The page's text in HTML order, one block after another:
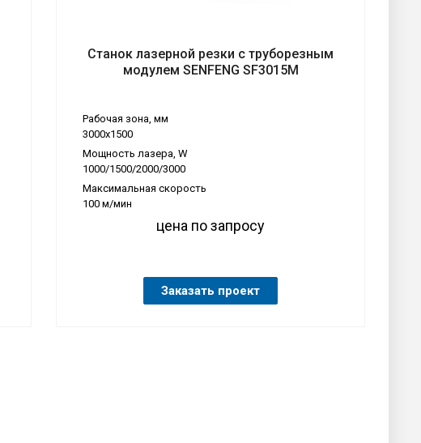
Станок лазерной резки с труборезным
модулем SENFENG SF3015M
Рабочая зона, мм
3000х1500
Мощность лазера, W
1000/1500/2000/3000
Максимальная скорость
100 м/мин
цена по запросу
Заказать проект